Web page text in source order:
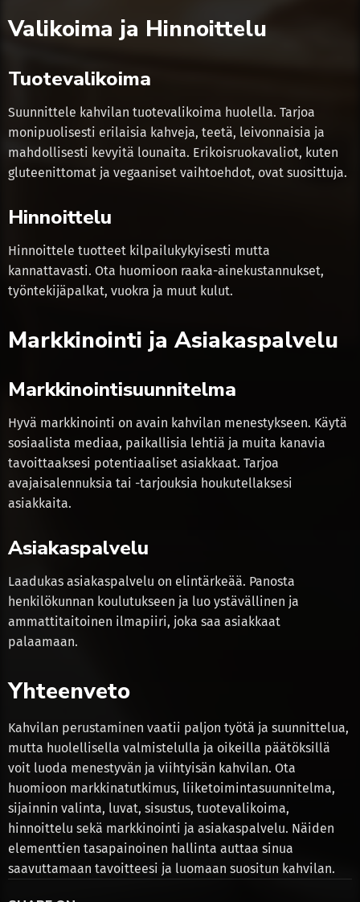
Valikoima ja Hinnoittelu
Tuotevalikoima
Suunnittele kahvilan tuotevalikoima huolella. Tarjoa
monipuolisesti erilaisia kahveja, teetä, leivonnaisia ja
mahdollisesti kevyitä lounaita. Erikoisruokavaliot, kuten
gluteenittomat ja vegaaniset vaihtoehdot, ovat suosittuja.
Hinnoittelu
Hinnoittele tuotteet kilpailukykyisesti mutta
kannattavasti. Ota huomioon raaka-ainekustannukset,
työntekijäpalkat, vuokra ja muut kulut.
Markkinointi ja Asiakaspalvelu
Markkinointisuunnitelma
Hyvä markkinointi on avain kahvilan menestykseen. Käytä
sosiaalista mediaa, paikallisia lehtiä ja muita kanavia
tavoittaaksesi potentiaaliset asiakkaat. Tarjoa
avajaisalennuksia tai -tarjouksia houkutellaksesi
asiakkaita.
Asiakaspalvelu
Laadukas asiakaspalvelu on elintärkeää. Panosta
henkilökunnan koulutukseen ja luo ystävällinen ja
ammattitaitoinen ilmapiiri, joka saa asiakkaat
palaamaan.
Yhteenveto
Kahvilan perustaminen vaatii paljon työtä ja suunnittelua,
mutta huolellisella valmistelulla ja oikeilla päätöksillä
voit luoda menestyvän ja viihtyisän kahvilan. Ota
huomioon markkinatutkimus, liiketoimintasuunnitelma,
sijainnin valinta, luvat, sisustus, tuotevalikoima,
hinnoittelu sekä markkinointi ja asiakaspalvelu. Näiden
elementtien tasapainoinen hallinta auttaa sinua
saavuttamaan tavoitteesi ja luomaan suositun kahvilan.